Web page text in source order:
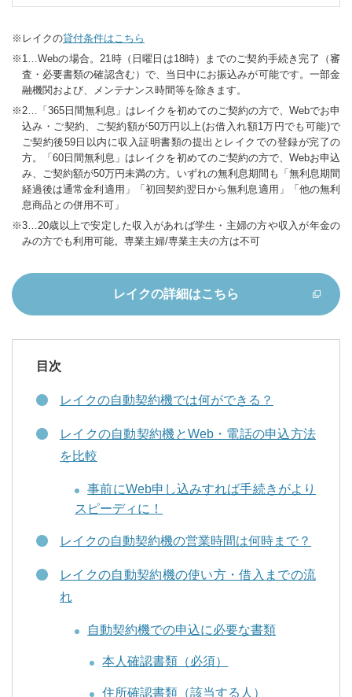
レイクの貸付条件はこちら
1…Webの場合。21時（日曜日は18時）までのご契約手続き完了（審
査・必要書類の確認含む）で、当日中にお振込みが可能です。一部金
融機関および、メンテナンス時間等を除きます。
2…「365日間無利息」はレイクを初めてのご契約の方で、Webでお申
込み・ご契約、ご契約額が50万円以上(お借入れ額1万円でも可能)で
ご契約後59日以内に収入証明書類の提出とレイクでの登録が完了の
方。「60日間無利息」はレイクを初めてのご契約の方で、Webお申込
み、ご契約額が50万円未満の方。いずれの無利息期間も「無利息期間
経過後は通常金利適用」「初回契約翌日から無利息適用」「他の無利
息商品との併用不可」
3…20歳以上で安定した収入があれば学生・主婦の方や収入が年金の
みの方でも利用可能。専業主婦/専業主夫の方は不可
レイクの詳細はこちら
目次
レイクの自動契約機では何ができる？
レイクの自動契約機とWeb・電話の申込方法
を比較
事前にWeb申し込みすれば手続きがより
スピーディに！
レイクの自動契約機の営業時間は何時まで？
レイクの自動契約機の使い方・借入までの流
れ
自動契約機での申込に必要な書類
本人確認書類（必須）
住所確認書類（該当する人）